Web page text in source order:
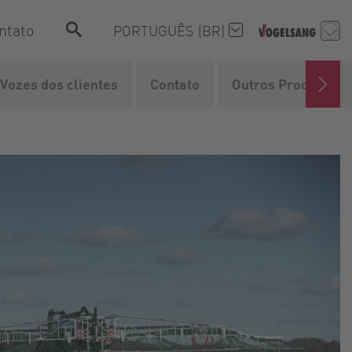
PORTUGUÊS (BR)
Vozes dos clientes Contato Outros Produtos